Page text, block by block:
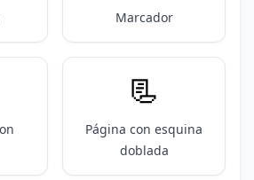
Marcador
📃
Página con esquina
doblada